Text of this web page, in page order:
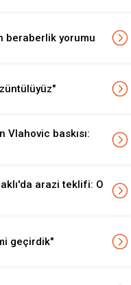
beraberlik yorumu
baskısı:
arazi teklifi: O
geçirdik"